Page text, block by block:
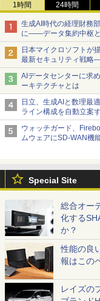
1時間 24時間
生成AI時代の経理財務
に――データ集約中枢
日本マイクロソフトが
最新セキュリティ戦略
年度戦略を説明
AIデータセンターに求
ーキテクチャとは
日立、生成AIと数理最
ライン構成を自動立案
ウォッチガード、
ムウェアにSD-WAN機
Special Site
総合オー
化する
か？
性能の良
報はこの
レイズの